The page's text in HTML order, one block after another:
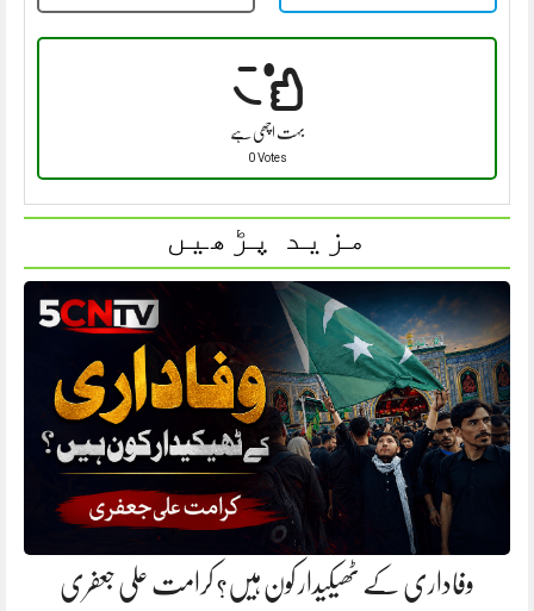
بہت اچھی ہے
0 Votes
مزید پڑھیں
وفاداری کے ٹھیکیدار کون ہیں؟ کرامت علی جعفری